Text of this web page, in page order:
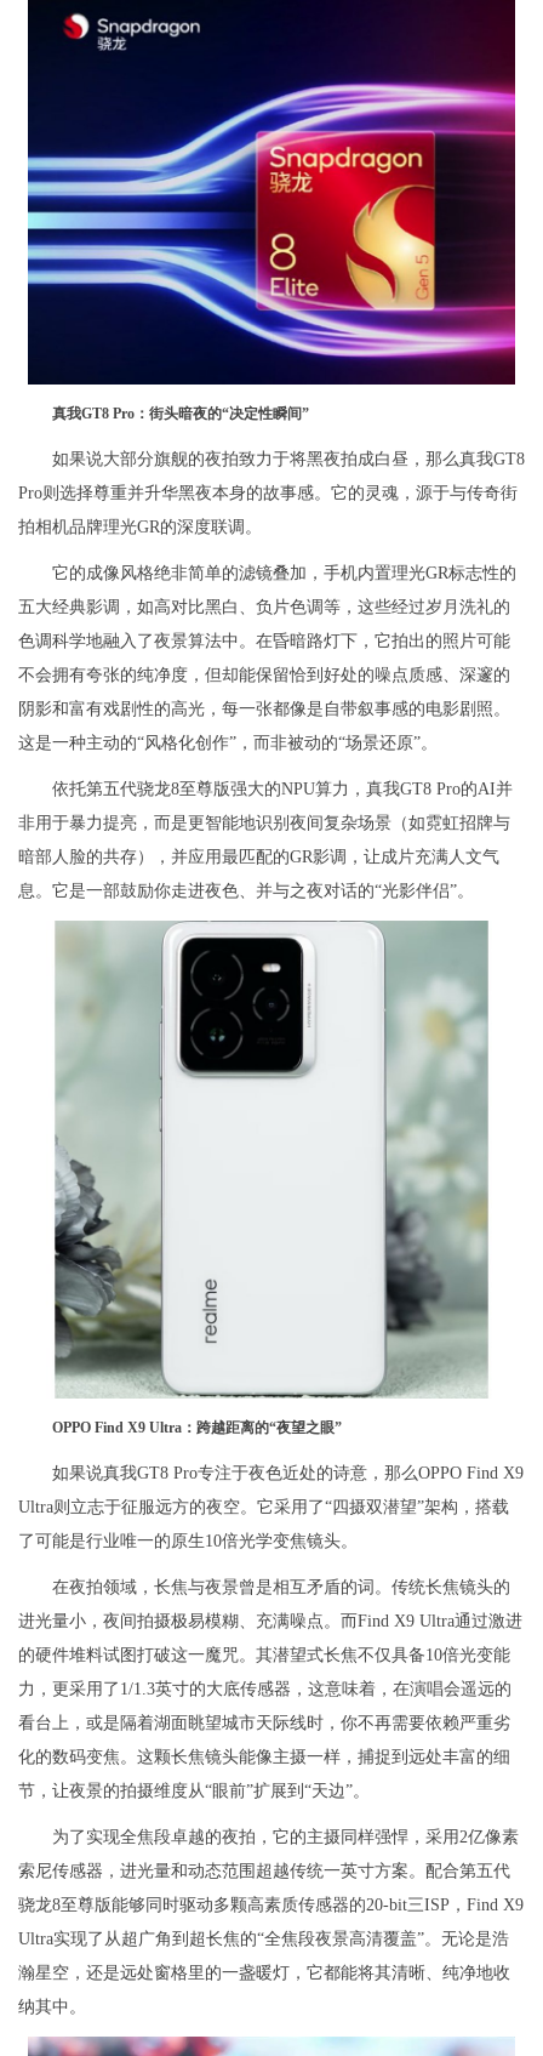
真我GT8 Pro：街头暗夜的“决定性瞬间”
如果说大部分旗舰的夜拍致力于将黑夜拍成白昼，那么真我GT8
Pro则选择尊重并升华黑夜本身的故事感。它的灵魂，源于与传奇街
拍相机品牌理光GR的深度联调。
它的成像风格绝非简单的滤镜叠加，手机内置理光GR标志性的
五大经典影调，如高对比黑白、负片色调等，这些经过岁月洗礼的
色调科学地融入了夜景算法中。在昏暗路灯下，它拍出的照片可能
不会拥有夸张的纯净度，但却能保留恰到好处的噪点质感、深邃的
阴影和富有戏剧性的高光，每一张都像是自带叙事感的电影剧照。
这是一种主动的“风格化创作”，而非被动的“场景还原”。
依托第五代骁龙8至尊版强大的NPU算力，真我GT8 Pro的AI并
非用于暴力提亮，而是更智能地识别夜间复杂场景（如霓虹招牌与
暗部人脸的共存），并应用最匹配的GR影调，让成片充满人文气
息。它是一部鼓励你走进夜色、并与之夜对话的“光影伴侣”。
OPPO Find X9 Ultra：跨越距离的“夜望之眼”
如果说真我GT8 Pro专注于夜色近处的诗意，那么OPPO Find X9
Ultra则立志于征服远方的夜空。它采用了“四摄双潜望”架构，搭载
了可能是行业唯一的原生10倍光学变焦镜头。
在夜拍领域，长焦与夜景曾是相互矛盾的词。传统长焦镜头的
进光量小，夜间拍摄极易模糊、充满噪点。而Find X9 Ultra通过激进
的硬件堆料试图打破这一魔咒。其潜望式长焦不仅具备10倍光变能
力，更采用了1/1.3英寸的大底传感器，这意味着，在演唱会遥远的
看台上，或是隔着湖面眺望城市天际线时，你不再需要依赖严重劣
化的数码变焦。这颗长焦镜头能像主摄一样，捕捉到远处丰富的细
节，让夜景的拍摄维度从“眼前”扩展到“天边”。
为了实现全焦段卓越的夜拍，它的主摄同样强悍，采用2亿像素
索尼传感器，进光量和动态范围超越传统一英寸方案。配合第五代
骁龙8至尊版能够同时驱动多颗高素质传感器的20-bit三ISP，Find X9
Ultra实现了从超广角到超长焦的“全焦段夜景高清覆盖”。无论是浩
瀚星空，还是远处窗格里的一盏暖灯，它都能将其清晰、纯净地收
纳其中。